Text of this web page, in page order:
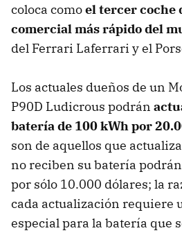
coloca comoel tercer coche
comercial más rápido del
del Ferrari Laferrari y el
Los actuales dueños de un
P90D Ludicrous podrán
batería de 100 kWh por
son de aquellos que
no reciben su batería
por sólo 10.000 dólares; la
cada actualización requiere
especial para la batería que